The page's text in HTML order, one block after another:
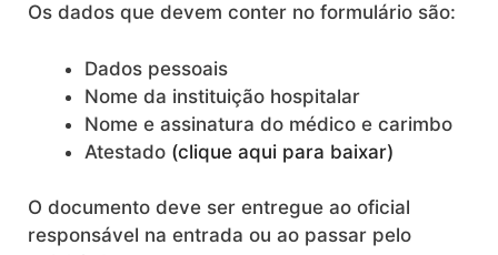
Os dados que devem conter no formulário são:
Dados pessoais
Nome da instituição hospitalar
Nome e assinatura do médico e carimbo
Atestado (clique aqui para baixar)
O documento deve ser entregue ao oficial
responsável na entrada ou ao passar pelo